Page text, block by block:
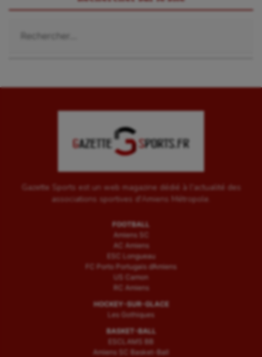
Gazette Sports est un web magazine dédié à l'actualité des
associations sportives d'Amiens Métropole.
FOOTBALL
Amiens SC
AC Amiens
ESC Longueau
FC Porto Portugais d’Amiens
US Camon
RC Amiens
HOCKEY-SUR-GLACE
Les Gothiques
BASKET-BALL
ESCLAMS BB
Amiens SC Basket-Ball